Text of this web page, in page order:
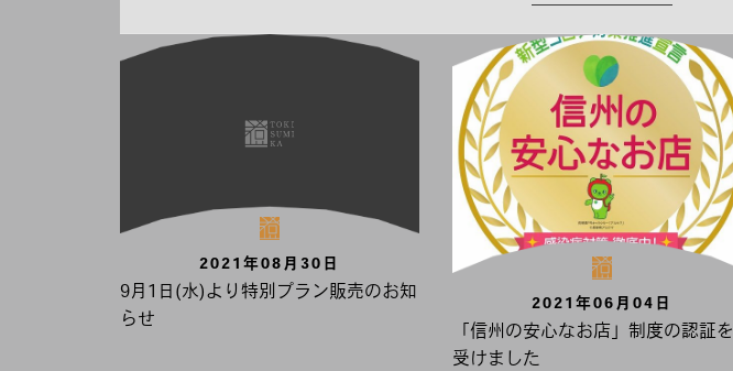
2021年08月30日
9月1日(水)より特別プラン販売のお知
らせ
2021年06月04日
「信州の安心なお店」制度の認証を
受けました